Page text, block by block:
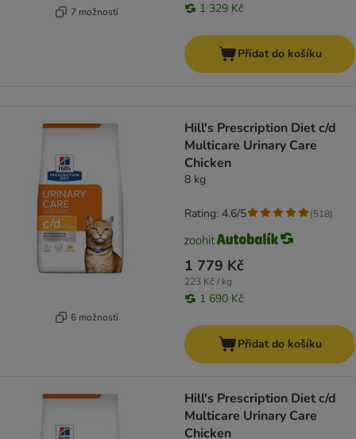
7 možností 1 329 Kč
Přidat do košíku
6 možností
Hill's Prescription Diet c/d
Multicare Urinary Care
Chicken
8 kg
1 779 Kč
223 Kč / kg
1 690 Kč
Rating: 4.6/5 (518)
Přidat do košíku
Hill's Prescription Diet c/d
Multicare Urinary Care
Chicken